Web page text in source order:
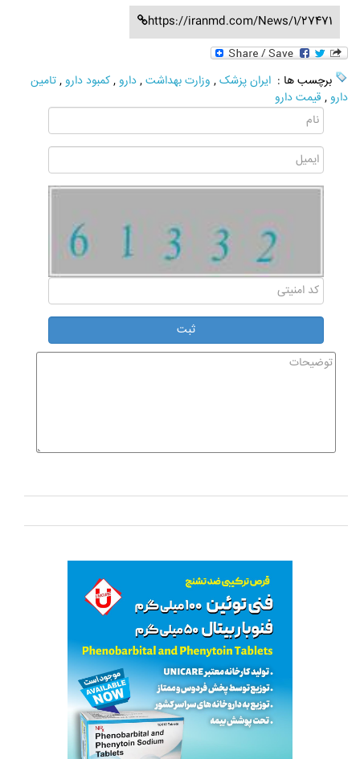
https://iranmd.com/News/1/27471
برچسب ها : ایران پزشک, وزارت بهداشت,دارو ,کمبود دارو ,تامین
دارو , قیمت دارو